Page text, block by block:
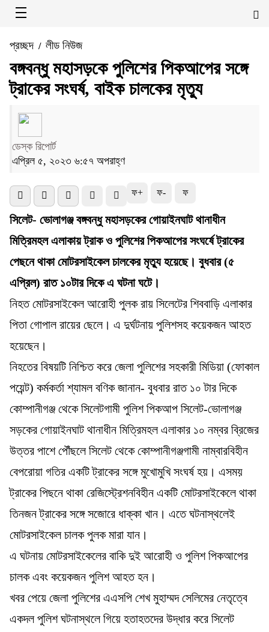
প্রচ্ছদ/ লীড নিউজ
বঙ্গবন্ধু মহাসড়কে পুলিশের পিকআপের সঙ্গে
ট্রাকের সংঘর্ষ, বাইক চালকের মৃত্যু
ডেস্ক রিপোর্ট
এপ্রিল ৫, ২০২৩ ৬:৫৭ অপরাহ্ণ
ফ+ ফ- ফ
সিলেট- ভোলাগঞ্জ বঙ্গবন্ধু মহাসড়কের গোয়াইনঘাট থানাধীন
মিত্রিমহল এলাকায় ট্রাক ও পুলিশের পিকআপের সংঘর্ষে ট্রাকের
পেছনে থাকা মোটরসাইকেল চালকের মৃত্যু হয়েছে। বুধবার (৫
এপ্রিল) রাত ১০টার দিকে এ ঘটনা ঘটে।
নিহত মোটরসাইকেল আরোহী পুলক রায় সিলেটের শিববাড়ি এলাকার
পিতা গোপাল রায়ের ছেলে। এ দুর্ঘটনায় পুলিশসহ কয়েকজন আহত
হয়েছেন।
নিহতের বিষয়টি নিশ্চিত করে জেলা পুলিশের সহকারী মিডিয়া (ফোকাল
পয়েন্ট) কর্মকর্তা শ্যামল বণিক জানান- বুধবার রাত ১০ টার দিকে
কোম্পানীগঞ্জ থেকে সিলেটগামী পুলিশ পিকআপ সিলেট-ভোলাগঞ্জ
সড়কের গোয়াইনঘাট থানাধীন মিত্রিমহল এলাকার ১০ নম্বর ব্রিজের
উত্তর পাশে পৌঁছলে সিলেট থেকে কোম্পানীগঞ্জগামী নাম্বারবিহীন
বেপরোয়া গতির একটি ট্রাকের সঙ্গে মুখোমুখি সংঘর্ষ হয়। এসময়
ট্রাকের পিছনে থাকা রেজিস্ট্রেশনবিহীন একটি মোটরসাইকেলে থাকা
তিনজন ট্রাকের সঙ্গে সজোরে ধাক্কা খান। এতে ঘটনাস্থলেই
মোটরসাইকেল চালক পুলক মারা যান।
এ ঘটনায় মোটরসাইকেলের বাকি দুই আরোহী ও পুলিশ পিকআপের
চালক এবং কয়েকজন পুলিশ আহত হন।
খবর পেয়ে জেলা পুলিশের এএসপি শেখ মুহাম্মদ সেলিমের নেতৃত্বে
একদল পুলিশ ঘটনাস্থলে গিয়ে হতাহতদের উদ্ধার করে সিলেট